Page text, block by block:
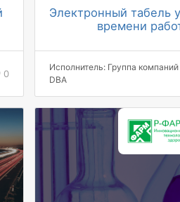
0
Электронный табель
времени
10 топ-менеджеров
табелей
на 90% снизились
обработку табелей
1 день вместо 3-х
подписанных
Исполнитель: Группа компаний
DBA